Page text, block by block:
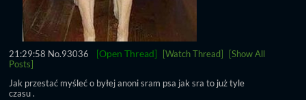
21:29:58 No.93036 [Open Thread] [Watch Thread]
[Show All
Posts]
Jak przestać myśleć o byłej anoni sram psa jak sra to już tyle
czasu .